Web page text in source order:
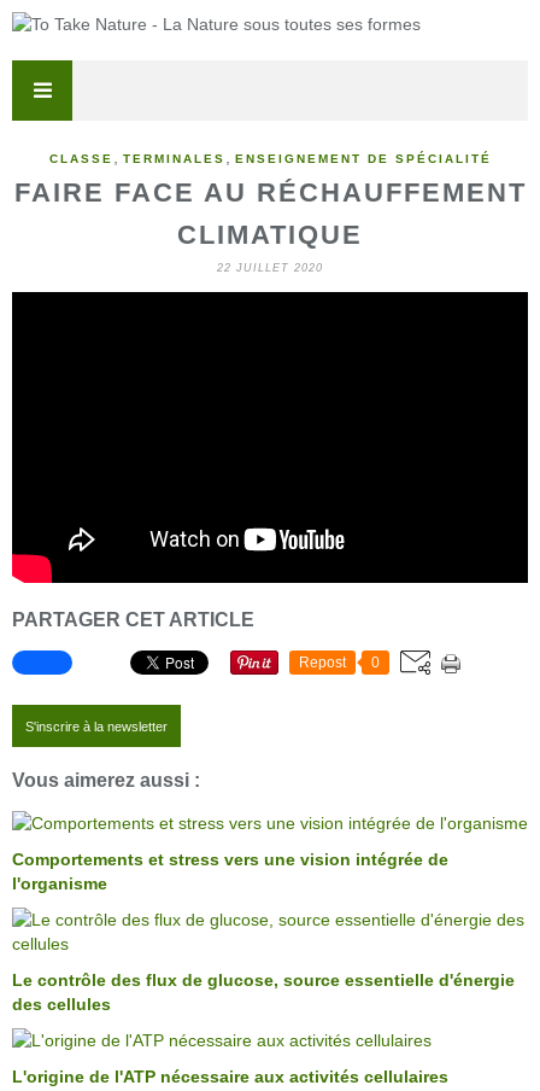
CLASSE TERMINALES ENSEIGNEMENT DE SPÉCIALITÉ
FAIRE FACE AU RÉCHAUFFEMENT
CLIMATIQUE
22 JUILLET 2020
PARTAGER CET ARTICLE
Repost 0
S'inscrire à la newsletter
Vous aimerez aussi :
Comportements et stress vers une vision intégrée de
l'organisme
Le contrôle des flux de glucose, source essentielle d'énergie
des cellules
L'origine de l'ATP nécessaire aux activités cellulaires